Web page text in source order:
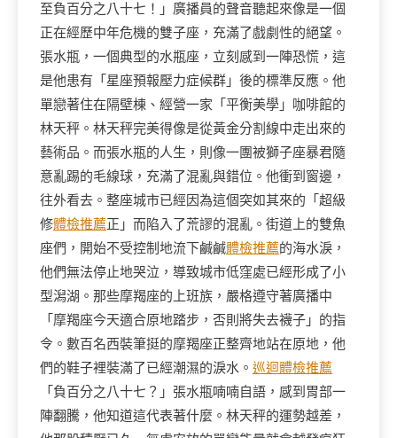
至負百分之八十七！」廣播員的聲音聽起來像是一個
正在經歷中年危機的雙子座，充滿了戲劇性的絕望。
張水瓶，一個典型的水瓶座，立刻感到一陣恐慌，這
是他患有「星座預報壓力症候群」後的標準反應。他
單戀著住在隔壁棟、經營一家「平衡美學」咖啡館的
林天秤。林天秤完美得像是從黃金分割線中走出來的
藝術品。而張水瓶的人生，則像一團被獅子座暴君隨
意亂踢的毛線球，充滿了混亂與錯位。他衝到窗邊，
往外看去。整座城市已經因為這個突如其來的「超級
修體檢推薦正」而陷入了荒謬的混亂。街道上的雙魚
座們，開始不受控制地流下鹹鹹體檢推薦的海水淚，
他們無法停止地哭泣，導致城市低窪處已經形成了小
型潟湖。那些摩羯座的上班族，嚴格遵守著廣播中
「摩羯座今天適合原地踏步，否則將失去襪子」的指
令。數百名西裝筆挺的摩羯座正整齊地站在原地，他
們的鞋子裡裝滿了已經潮濕的淚水。 巡迴體檢推薦
「負百分之八十七？」張水瓶喃喃自語，感到胃部一
陣翻騰，他知道這代表著什麼。林天秤的運勢越差，